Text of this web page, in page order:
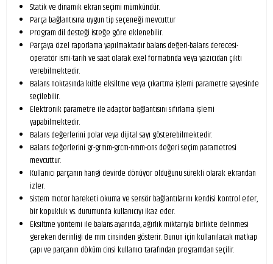
Statik ve dinamik ekran seçimi mümkündür.
Parça bağlantısına uygun tip seçeneği mevcuttur
Program dil desteği isteğe göre eklenebilir.
Parçaya özel raporlama yapılmaktadır balans değeri-balans derecesi-
operatör ismi-tarih ve saat olarak exel formatında veya yazıcıdan çıktı
verebilmektedir.
Balans noktasında kütle eksiltme veya çıkartma işlemi parametre sayesinde
seçilebilir.
Elektronik parametre ile adaptör bağlantısını sıfırlama işlemi
yapabilmektedir.
Balans değerlerini polar veya dijital sayı gösterebilmektedir.
Balans değerlerini gr-grmm-grcm-nmm-ons değeri seçim parametresi
mevcuttur.
Kullanıcı parçanın hangi devirde dönüyor olduğunu sürekli olarak ekrandan
izler.
Sistem motor hareketi okuma ve sensör bağlantılarını kendisi kontrol eder,
bir kopukluk vs. durumunda kullanıcıyı ikaz eder.
Eksiltme yöntemi ile balans ayarında, ağırlık miktarıyla birlikte delinmesi
gereken derinligi de mm cinsinden gösterir. Bunun için kullanılacak matkap
çapı ve parçanın döküm cinsi kullanıcı tarafından programdan seçilir.